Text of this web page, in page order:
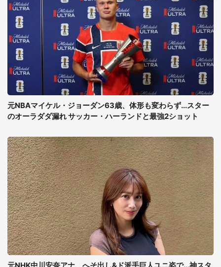
元NBAマイケル・ジョーダン63歳、体形も変わらず...スター
のオーラダダ漏れ サッカー・ハーランドと最強2ショット